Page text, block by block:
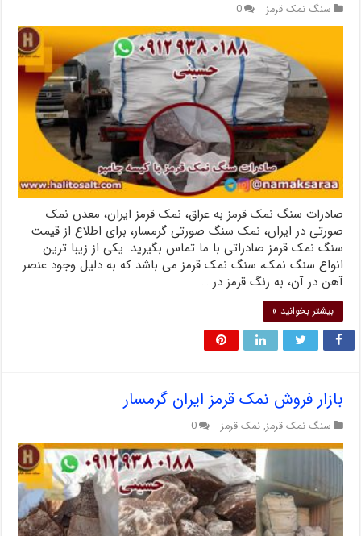
سنگ نمک قرمز 0
صادرات سنگ نمک قرمز به عراق، نمک قرمز ایران، معدن نمک
صورتی در ایران، نمک سنگ صورتی گرمسار، برای اطلاع از قیمت
سنگ نمک قرمز صادراتی با ما تماس بگیرید. یکی از زیبا ترین
انواع سنگ نمک، سنگ نمک قرمز می باشد که به دلیل وجود عنصر
آهن در آن، به رنگ قرمز در …
بیشتر بخوانید »
بازار فروش نمک قرمز ایران گرمسار
سنگ نمک قرمز, نمک قرمز 0